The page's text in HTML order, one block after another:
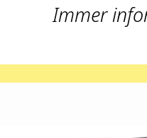
Immer